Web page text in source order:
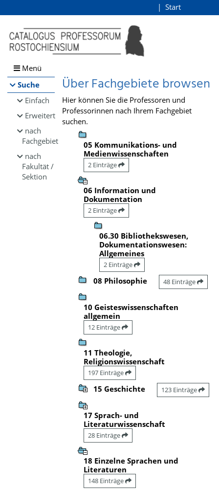
Browsen
direkt zum Inhalt
Start
Menü
Suche
Einfach
Erweitert
nach
Fachgebiet
nach
Fakultät /
Sektion
Über Fachgebiete browsen
Hier können Sie die Professoren und
Professorinnen nach Ihrem Fachgebiet
suchen.
05 Kommunikations- und
Medienwissenschaften
2 Einträge
06 Information und
Dokumentation
2 Einträge
06.30 Bibliothekswesen,
Dokumentationswesen:
Allgemeines
2 Einträge
08 Philosophie 48 Einträge
10 Geisteswissenschaften
allgemein
12 Einträge
11 Theologie,
Religionswissenschaft
197 Einträge
15 Geschichte 123 Einträge
17 Sprach- und
Literaturwissenschaft
28 Einträge
18 Einzelne Sprachen und
Literaturen
148 Einträge